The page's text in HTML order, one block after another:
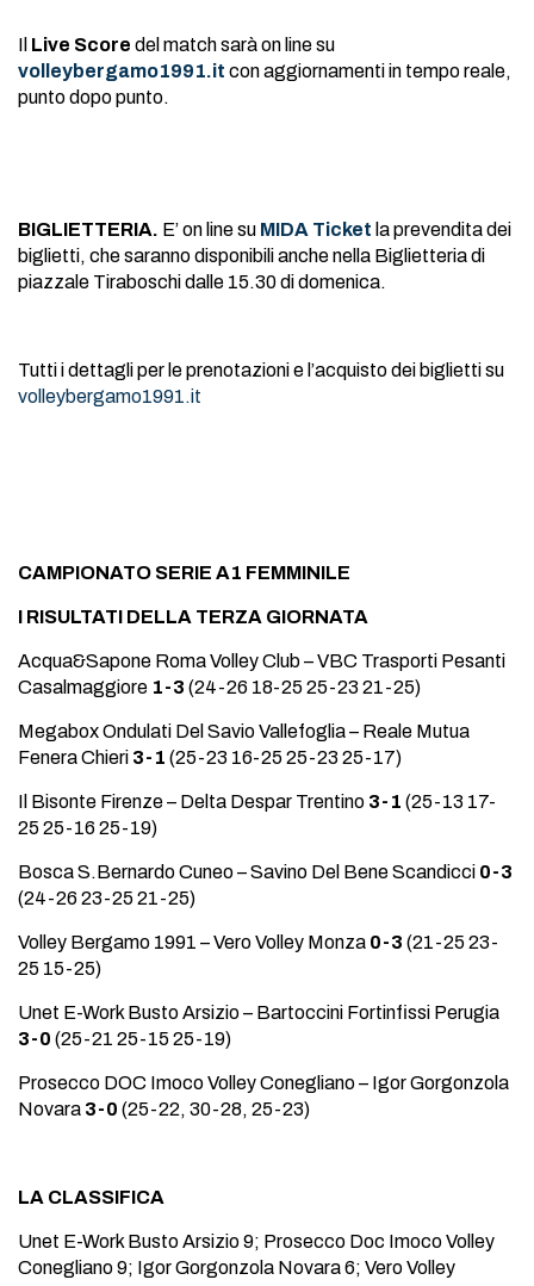
Il Live Score del match sarà on line su
volleybergamo1991.it con aggiornamenti in tempo reale,
punto dopo punto.
BIGLIETTERIA. E’ on line su MIDA Ticket la prevendita dei
biglietti, che saranno disponibili anche nella Biglietteria di
piazzale Tiraboschi dalle 15.30 di domenica.
Tutti i dettagli per le prenotazioni e l’acquisto dei biglietti su
volleybergamo1991.it
CAMPIONATO SERIE A1 FEMMINILE
I RISULTATI DELLA TERZA GIORNATA
Acqua&Sapone Roma Volley Club – VBC Trasporti Pesanti
Casalmaggiore 1-3 (24-26 18-25 25-23 21-25)
Megabox Ondulati Del Savio Vallefoglia – Reale Mutua
Fenera Chieri 3-1 (25-23 16-25 25-23 25-17)
Il Bisonte Firenze – Delta Despar Trentino 3-1 (25-13 17-
25 25-16 25-19)
Bosca S.Bernardo Cuneo – Savino Del Bene Scandicci 0-3
(24-26 23-25 21-25)
Volley Bergamo 1991 – Vero Volley Monza 0-3 (21-25 23-
25 15-25)
Unet E-Work Busto Arsizio – Bartoccini Fortinfissi Perugia
3-0 (25-21 25-15 25-19)
Prosecco DOC Imoco Volley Conegliano – Igor Gorgonzola
Novara 3-0 (25-22, 30-28, 25-23)
LA CLASSIFICA
Unet E-Work Busto Arsizio 9; Prosecco Doc Imoco Volley
Conegliano 9; Igor Gorgonzola Novara 6; Vero Volley